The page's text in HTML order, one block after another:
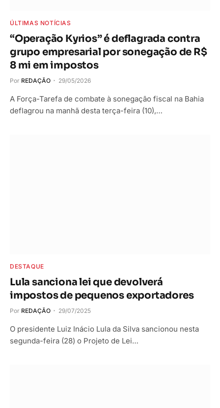
ÚLTIMAS NOTÍCIAS
“Operação Kyrios” é deflagrada contra
grupo empresarial por sonegação de R$
8 mi em impostos
Por REDAÇÃO 29/05/2026
A Força-Tarefa de combate à sonegação fiscal na Bahia
deflagrou na manhã desta terça-feira (10),…
DESTAQUE
Lula sanciona lei que devolverá
impostos de pequenos exportadores
Por REDAÇÃO 29/07/2025
O presidente Luiz Inácio Lula da Silva sancionou nesta
segunda-feira (28) o Projeto de Lei…